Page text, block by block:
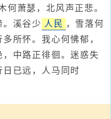
何萧瑟，北风声正悲。
溪谷少 人民 ，雪落何
所怀。我心何怫郁，
中路正徘徊。迷惑失
已远，人马同时